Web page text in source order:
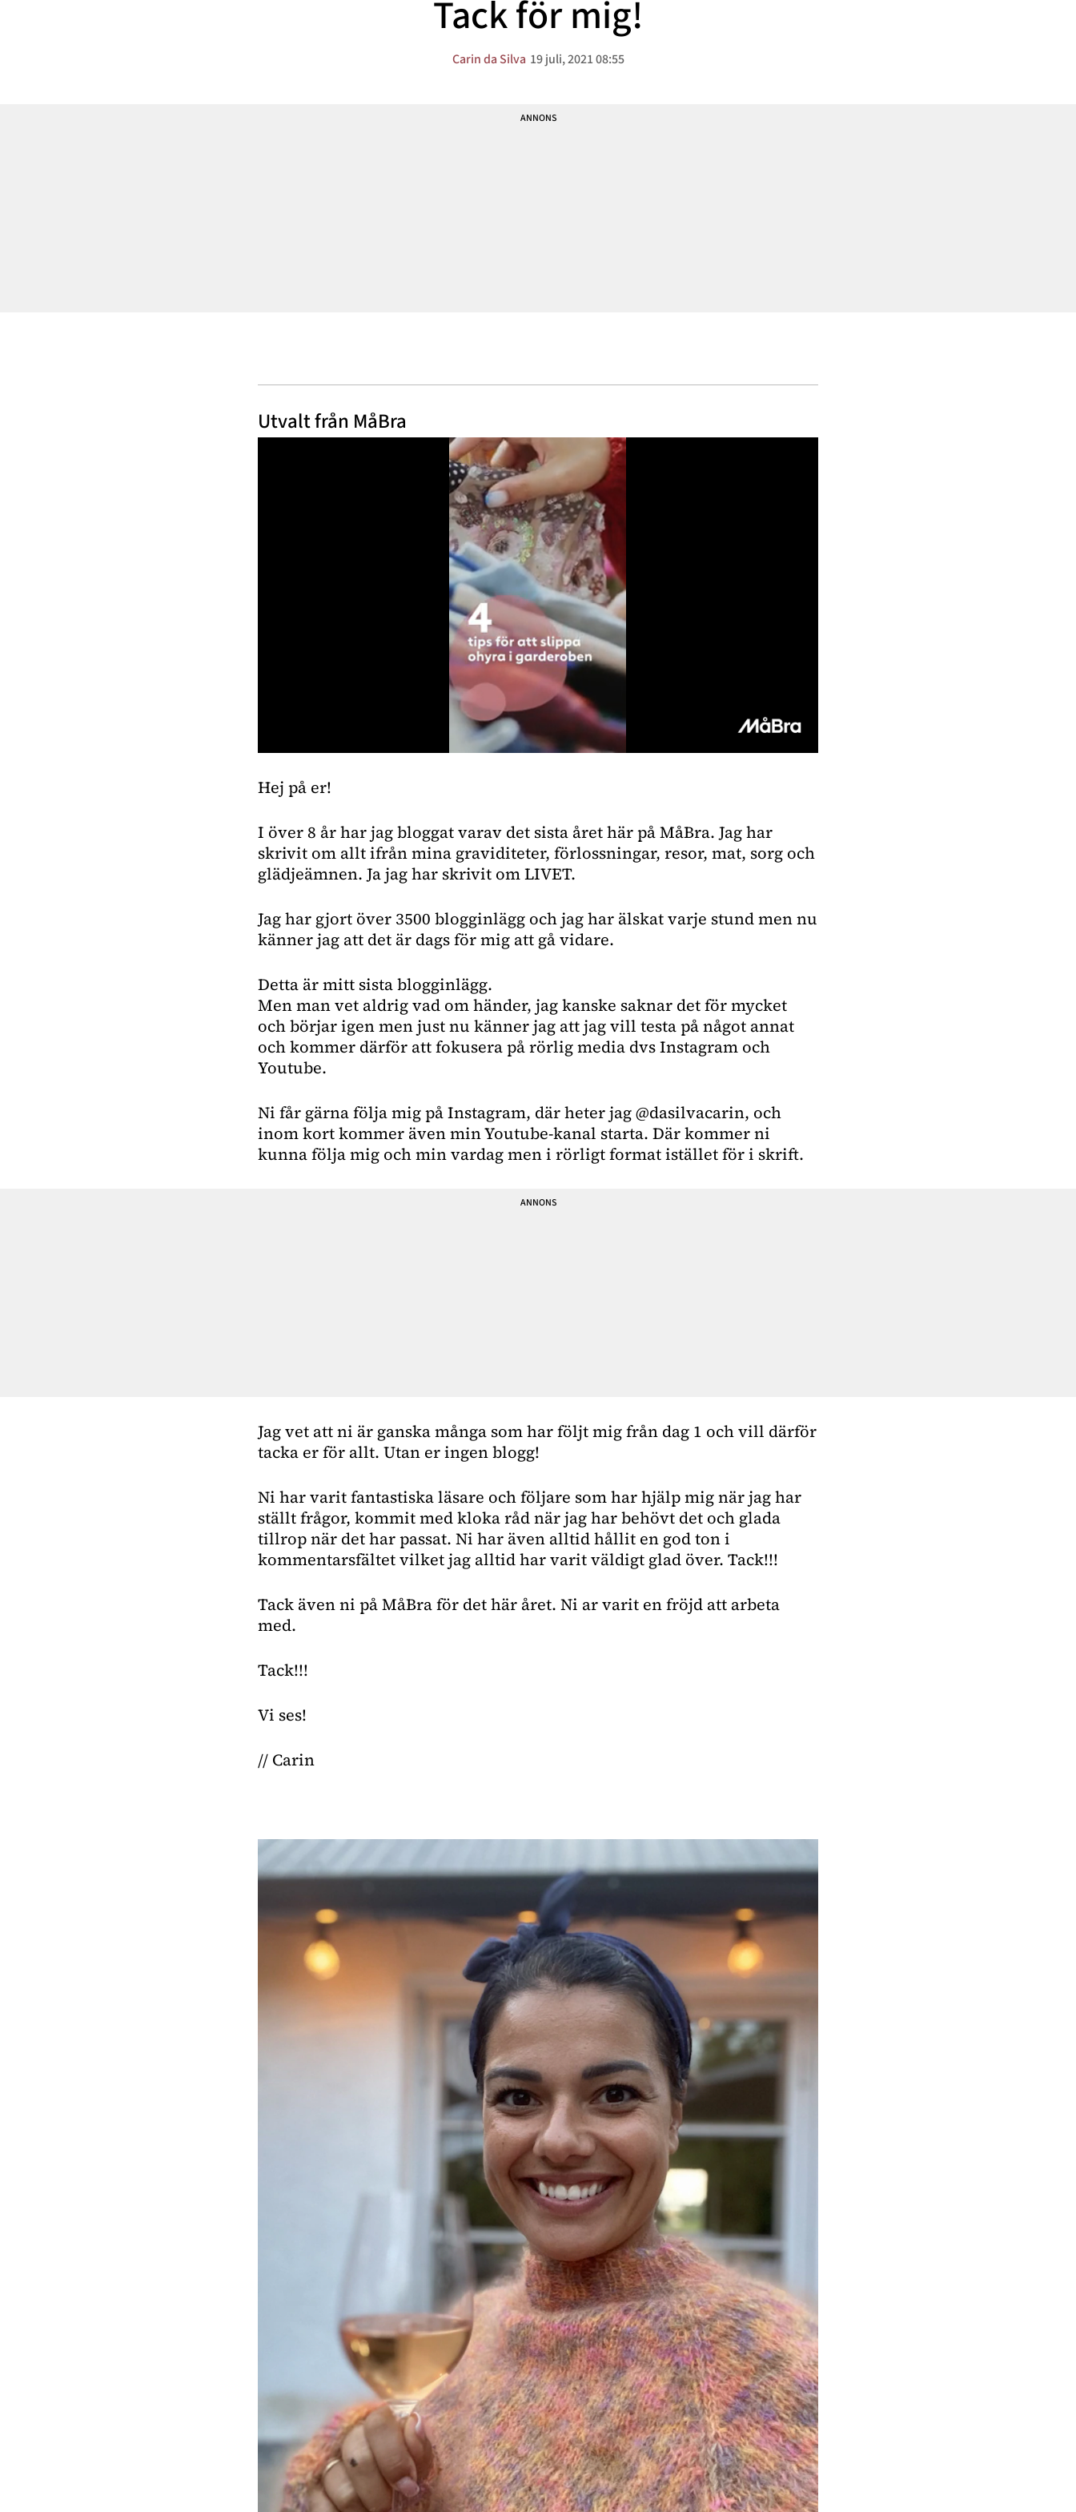
Tack för mig!
Carin da Silva 19 juli, 2021 08:55
Utvalt från MåBra
of
41
Hej på er!
I över 8 år har jag bloggat varav det sista året här på MåBra. Jag har
skrivit om allt ifrån mina graviditeter, förlossningar, resor, mat, sorg och
glädjeämnen. Ja jag har skrivit om LIVET.
Jag har gjort över 3500 blogginlägg och jag har älskat varje stund men nu
känner jag att det är dags för mig att gå vidare.
Detta är mitt sista blogginlägg.
Men man vet aldrig vad om händer, jag kanske saknar det för mycket
och börjar igen men just nu känner jag att jag vill testa på något annat
och kommer därför att fokusera på rörlig media dvs Instagram och
Youtube.
Ni får gärna följa mig på Instagram, där heter jag @dasilvacarin, och
inom kort kommer även min Youtube-kanal starta. Där kommer ni
kunna följa mig och min vardag men i rörligt format istället för i skrift.
Jag vet att ni är ganska många som har följt mig från dag 1 och vill därför
tacka er för allt. Utan er ingen blogg!
Ni har varit fantastiska läsare och följare som har hjälp mig när jag har
ställt frågor, kommit med kloka råd när jag har behövt det och glada
tillrop när det har passat. Ni har även alltid hållit en god ton i
kommentarsfältet vilket jag alltid har varit väldigt glad över. Tack!!!
Tack även ni på MåBra för det här året. Ni ar varit en fröjd att arbeta
med.
Tack!!!
Vi ses!
// Carin